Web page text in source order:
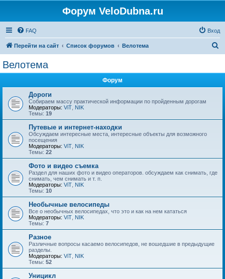
Форум VeloDubna.ru
FAQ Вход
Перейти на сайт Список форумов Велотема
Велотема
Форум
Дороги
Собираем массу практической информации по пройденным дорогам
Модераторы: ViT NIK
Темы: 19
Путевые и интернет-находки
Обсуждаем интересные места, интересные объекты для возможного
посещения
Модераторы: ViT NIK
Темы: 22
Фото и видео съемка
Раздел для наших фото и видео операторов. обсуждаем как снимать, где
снимать, чем снимать и т. п.
Модераторы: ViT NIK
Темы: 10
Необычные велосипеды
Все о необычных велосипедах, что это и как на нем кататься
Модераторы: ViT NIK
Темы: 7
Разное
Различные вопросы касаемо велосипедов, не вошедшие в предыдущие
разделы.
Модераторы: ViT NIK
Темы: 52
Уницикл